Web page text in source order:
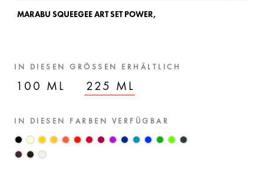
MARABU SQUEEGEE ART SET POWER,
IN DIESEN GRÖSSEN ERHÄLTLICH
100 ML 225 ML
IN DIESEN FARBEN VERFÜGBAR